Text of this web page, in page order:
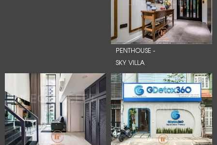
PENTHOUSE -
SKY VILLA